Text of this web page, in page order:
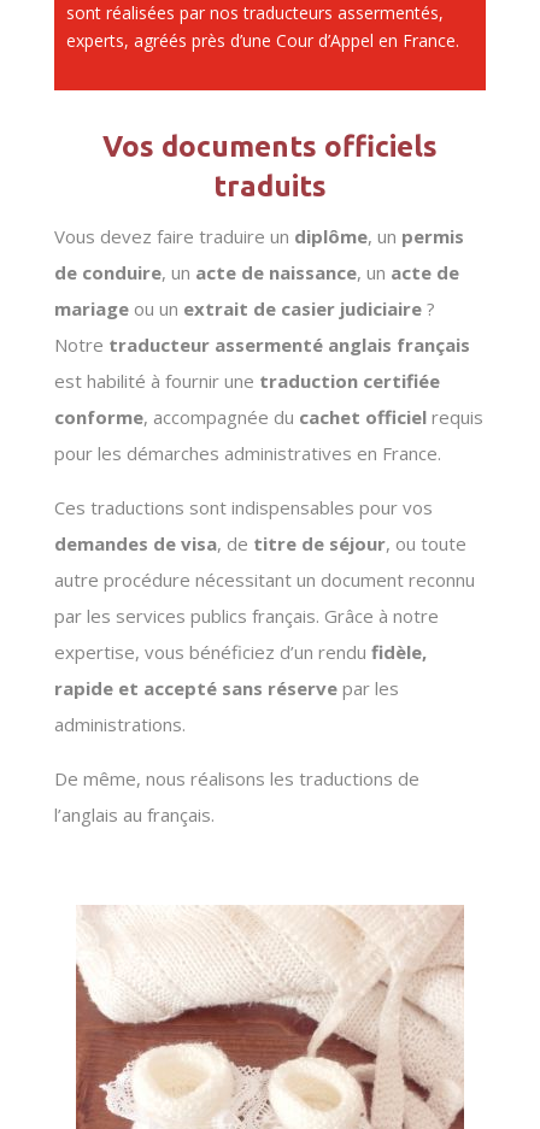
sont réalisées par nos traducteurs assermentés,
experts, agréés près d’une Cour d’Appel en France.
Vos documents officiels
traduits
Vous devez faire traduire un diplôme, un permis
de conduire, un acte de naissance, un acte de
mariageou un extrait de casier judiciaire?
Notre traducteur assermenté anglais français
est habilité à fournir une traduction certifiée
conforme, accompagnée du cachet officielrequis
pour les démarches administratives en France.
Ces traductions sont indispensables pour vos
demandes de visa, de titre de séjour, ou toute
autre procédure nécessitant un document reconnu
par les services publics français. Grâce à notre
expertise, vous bénéficiez d’un rendu fidèle,
rapide et accepté sans réservepar les
administrations.
De même, nous réalisons les traductions de
l’anglais au français.